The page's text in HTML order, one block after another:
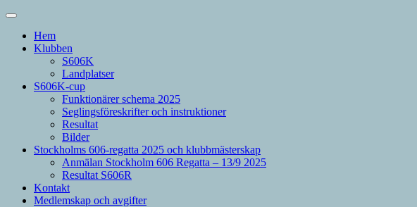
Hem
Klubben
S606K
Landplatser
S606K-cup
Funktionärer schema 2025
Seglingsföreskrifter och instruktioner
Resultat
Bilder
Stockholms 606-regatta 2025 och klubbmästerskap
Anmälan Stockholm 606 Regatta – 13/9 2025
Resultat S606R
Kontakt
Medlemskap och avgifter